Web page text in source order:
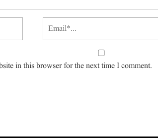
in this browser for the next time I comment.